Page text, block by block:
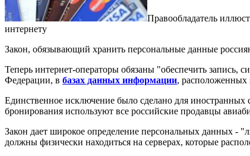
Правообладатель
интернету
Закон, обязывающий хранить персональные данные
Теперь интернет-операторы обязаны "обеспечить запись,
Федерации, в базах данных информации, расположенных
Единственное исключение было сделано для
бронирования используют все российские продавцы
Закон дает широкое определение персональных данных -
должны физически находиться на серверах, которые